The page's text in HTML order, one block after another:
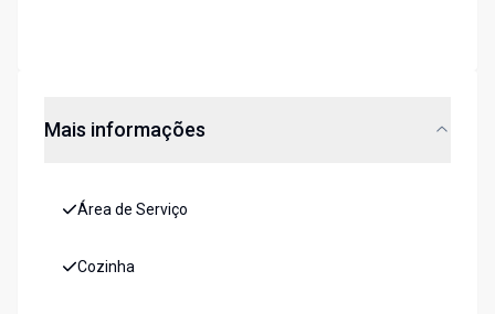
Mais informações
Área de Serviço
Cozinha